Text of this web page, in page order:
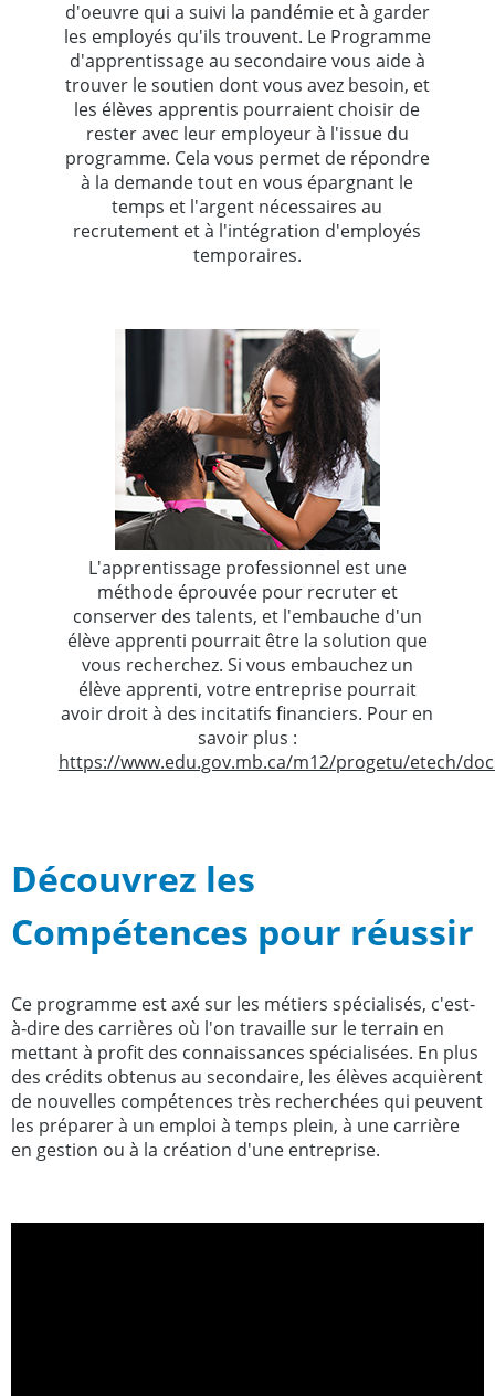
d'oeuvre qui a suivi la pandémie et à garder
les employés qu'ils trouvent. Le Programme
d'apprentissage au secondaire vous aide à
trouver le soutien dont vous avez besoin, et
les élèves apprentis pourraient choisir de
rester avec leur employeur à l'issue du
programme. Cela vous permet de répondre
à la demande tout en vous épargnant le
temps et l'argent nécessaires au
recrutement et à l'intégration d'employés
temporaires.
L'apprentissage professionnel est une
méthode éprouvée pour recruter et
conserver des talents, et l'embauche d'un
élève apprenti pourrait être la solution que
vous recherchez. Si vous embauchez un
élève apprenti, votre entreprise pourrait
avoir droit à des incitatifs financiers. Pour en
savoir plus :
https://www.edu.gov.mb.ca/m12/progetu/etech/
Découvrez les
Compétences pour réussir
Ce programme est axé sur les métiers spécialisés, c'est-
à-dire des carrières où l'on travaille sur le terrain en
mettant à profit des connaissances spécialisées. En plus
des crédits obtenus au secondaire, les élèves acquièrent
de nouvelles compétences très recherchées qui peuvent
les préparer à un emploi à temps plein, à une carrière
en gestion ou à la création d'une entreprise.